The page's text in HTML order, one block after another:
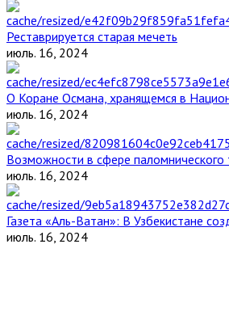
Реставрируется старая мечеть
июль. 16, 2024
О Коране Османа, хранящемся в
июль. 16, 2024
Возможности в сфере паломнического
июль. 16, 2024
Газета «Аль-Ватан»: В Узбекистане
июль. 16, 2024